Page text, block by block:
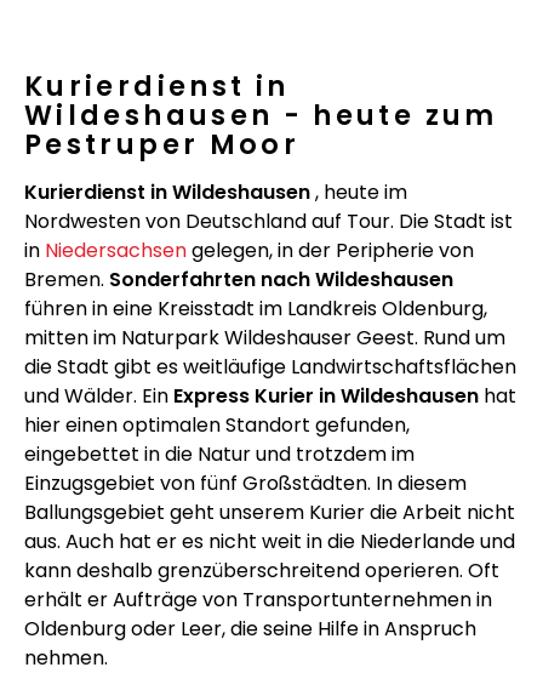
Kurierdienst in
Wildeshausen - heute zum
Pestruper Moor
Kurierdienst in Wildeshausen, heute im
Nordwesten von Deutschland auf Tour. Die Stadt ist
in Niedersachsengelegen, in der Peripherie von
Bremen. Sonderfahrten nach Wildeshausen
führen in eine Kreisstadt im Landkreis Oldenburg,
mitten im Naturpark Wildeshauser Geest. Rund um
die Stadt gibt es weitläufige Landwirtschaftsflächen
und Wälder. Ein Express Kurier in Wildeshausen hat
hier einen optimalen Standort gefunden,
eingebettet in die Natur und trotzdem im
Einzugsgebiet von fünf Großstädten. In diesem
Ballungsgebiet geht unserem Kurier die Arbeit nicht
aus. Auch hat er es nicht weit in die Niederlande und
kann deshalb grenzüberschreitend operieren. Oft
erhält er Aufträge von Transportunternehmen in
Oldenburg oder Leer, die seine Hilfe in Anspruch
nehmen.